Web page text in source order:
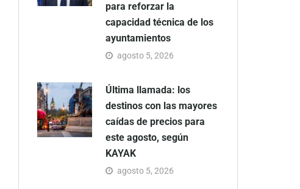
para reforzar la
capacidad técnica de los
ayuntamientos
agosto 5, 2026
Última llamada: los
destinos con las mayores
caídas de precios para
este agosto, según
KAYAK
agosto 5, 2026